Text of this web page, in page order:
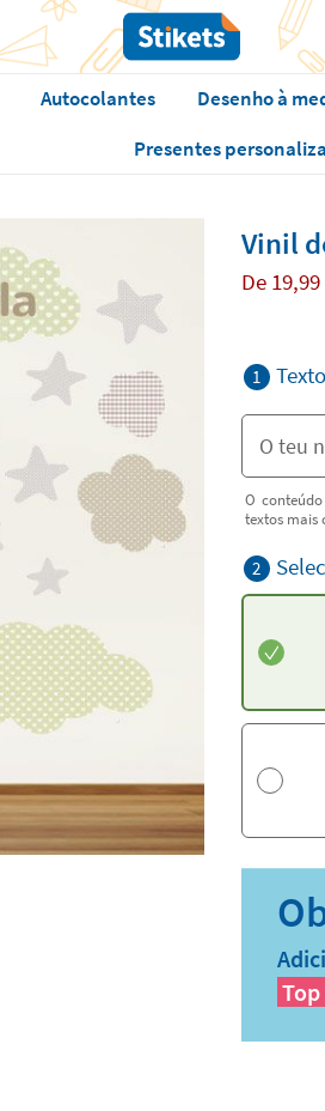
Autocolantes Desenho à
Presentes
Vinil
De 19,99
1 Texto
O
textos mais
2
Top